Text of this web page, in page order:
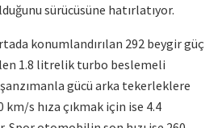
sürücüsüne hatırlatıyor.
konumlandırılan 292 beygir güç
1.8 litrelik turbo beslemeli
gücü arka tekerleklere
s hıza çıkmak için ise 4.4